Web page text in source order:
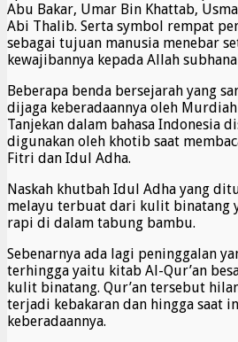
Abu Bakar, Umar Bin Khattab,
Abi Thalib. Serta symbol rempat
sebagai tujuan manusia menebar
kewajibannya kepada Allah
Beberapa benda bersejarah yang
dijaga keberadaannya oleh
Tanjekan dalam bahasa Indonesia
digunakan oleh khotib saat
Fitri dan Idul Adha.
Naskah khutbah Idul Adha yang
melayu terbuat dari kulit binatang
rapi di dalam tabung bambu.
Sebenarnya ada lagi peninggalan
terhingga yaitu kitab Al-Qur’an
kulit binatang. Qur’an tersebut
terjadi kebakaran dan hingga saat
keberadaannya.